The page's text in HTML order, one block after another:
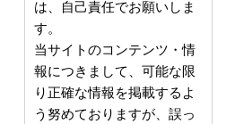
は、自己責任でお願いしま
す。
当サイトのコンテンツ・情
報につきまして、可能な限
り正確な情報を掲載するよ
う努めておりますが、誤っ